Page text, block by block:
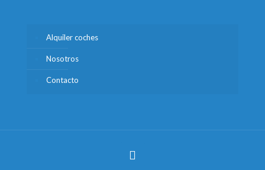
Alquiler coches
Nosotros
Contacto